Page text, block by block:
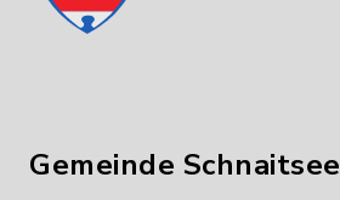
Gemeinde Schnaitsee